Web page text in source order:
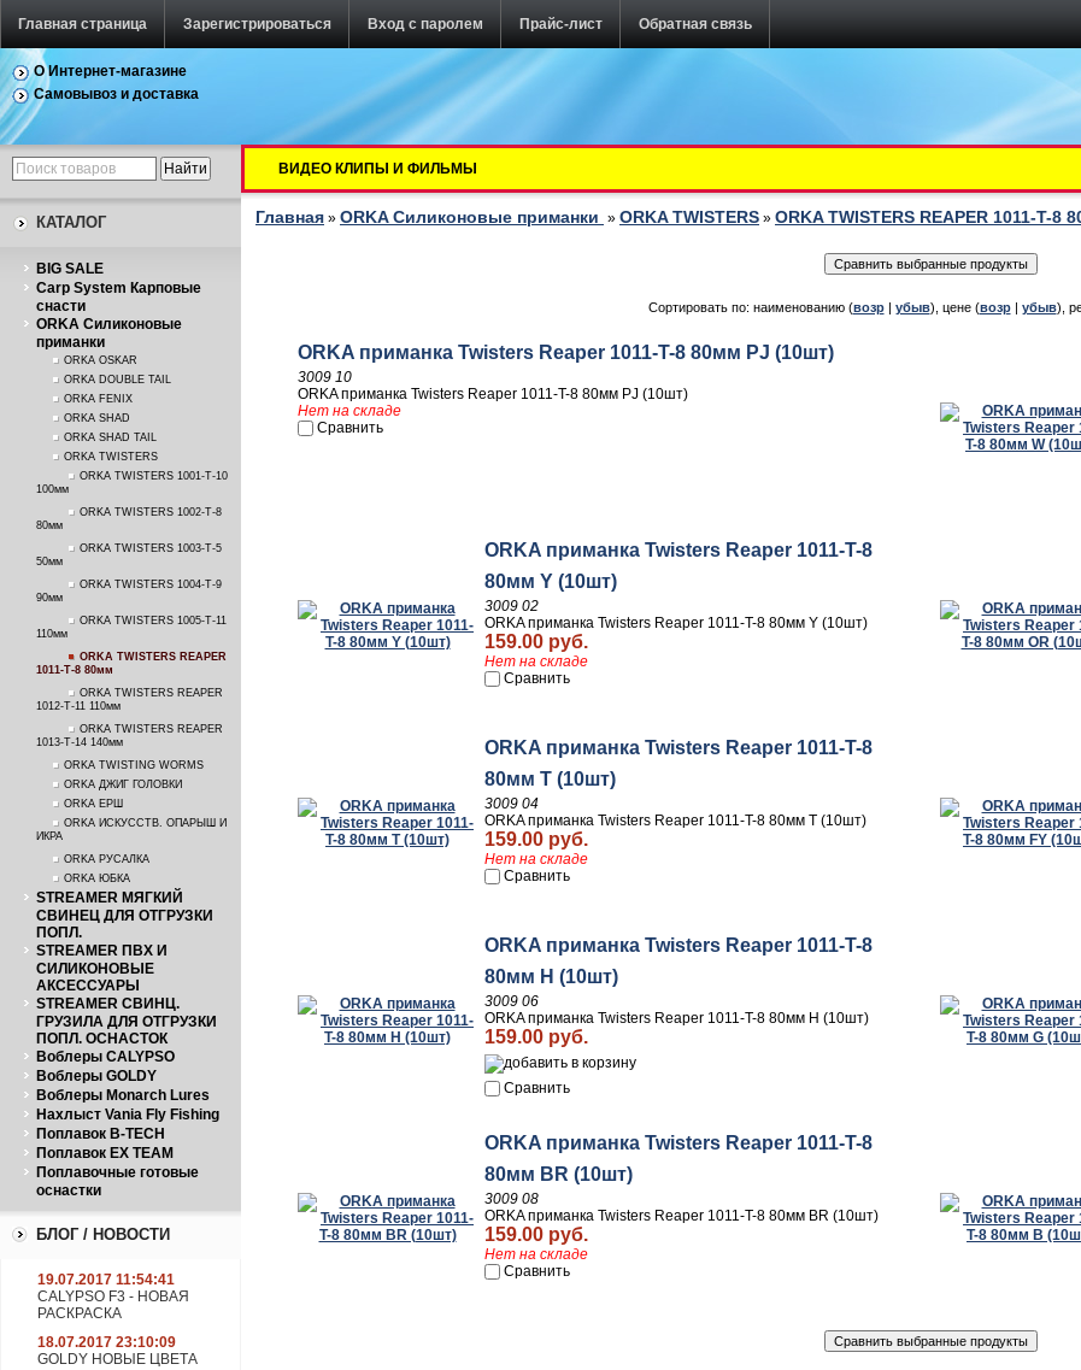
Главная страница Зарегистрироваться Вход с паролем Прайс-лист Обратная связь
О Интернет-магазине
Самовывоз и доставка
КАТАЛОГ
BIG SALE
Carp System Карповые
снасти
ORKA Силиконовые
приманки
ORKA OSKAR
ORKA DOUBLE TAIL
ORKA FENIX
ORKA SHAD
ORKA SHAD TAIL
ORKA TWISTERS
ORKA TWISTERS 1001-T-10
100мм
ORKA TWISTERS 1002-T-8
80мм
ORKA TWISTERS 1003-T-5
50мм
ORKA TWISTERS 1004-T-9
90мм
ORKA TWISTERS 1005-T-11
110мм
ORKA TWISTERS REAPER
1011-T-8 80мм
ORKA TWISTERS REAPER
1012-T-11 110мм
ORKA TWISTERS REAPER
1013-T-14 140мм
ORKA TWISTING WORMS
ORKA ДЖИГ ГОЛОВКИ
ORKA ЕРШ
ORKA ИСКУССТВ. ОПАРЫШ И
ИКРА
ORKA РУСАЛКА
ORKA ЮБКА
STREAMER МЯГКИЙ
СВИНЕЦ ДЛЯ ОТГРУЗКИ
ПОПЛ.
STREAMER ПВХ И
СИЛИКОНОВЫЕ
АКСЕССУАРЫ
STREAMER СВИНЦ.
ГРУЗИЛА ДЛЯ ОТГРУЗКИ
ПОПЛ. ОСНАСТОК
Воблеры CALYPSO
Воблеры GOLDY
Воблеры Monarch Lures
Нахлыст Vania Fly Fishing
Поплавок B-TECH
Поплавок EX TEAM
Поплавочные готовые
оснастки
БЛОГ / НОВОСТИ
19.07.2017 11:54:41
CALYPSO F3 - НОВАЯ
РАСКРАСКА
18.07.2017 23:10:09
GOLDY НОВЫЕ ЦВЕТА
ВИДЕО КЛИПЫ И ФИЛЬМЫ
Главная » ORKA Силиконовые приманки » ORKA TWISTERS » ORKA TWISTERS REAPER 1011-T-8
Сортировать по: наименованию (возр| убыв), цене (возр| убыв),
ORKA приманка Twisters Reaper 1011-T-8 80мм PJ (10шт)
3009 10
ORKA приманка Twisters Reaper 1011-T-8 80мм PJ (10шт)
Нет на складе
Сравнить
ORKA приманка Twisters Reaper 1011-T-8
80мм Y (10шт)
3009 02
ORKA приманка Twisters Reaper 1011-T-8 80мм Y (10шт)
159.00 руб.
Нет на складе
Сравнить
ORKA приманка Twisters Reaper 1011-T-8
80мм T (10шт)
3009 04
ORKA приманка Twisters Reaper 1011-T-8 80мм T (10шт)
159.00 руб.
Нет на складе
Сравнить
ORKA приманка Twisters Reaper 1011-T-8
80мм H (10шт)
3009 06
ORKA приманка Twisters Reaper 1011-T-8 80мм H (10шт)
159.00 руб.
Сравнить
ORKA приманка Twisters Reaper 1011-T-8
80мм BR (10шт)
3009 08
ORKA приманка Twisters Reaper 1011-T-8 80мм BR (10шт)
159.00 руб.
Нет на складе
Сравнить